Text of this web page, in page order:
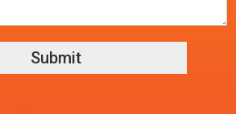
Submit